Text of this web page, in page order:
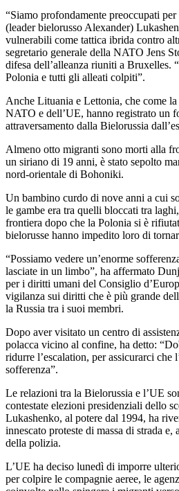
“Siamo profondamente preoccupati
(leader bielorusso Alexander)
vulnerabili come tattica ibrida contro
segretario generale della NATO Jens
difesa dell’alleanza riuniti a Bruxelles.
Polonia e tutti gli alleati colpiti”.
Anche Lituania e Lettonia, che come
NATO e dell’UE, hanno registrato un
attraversamento dalla Bielorussia
Almeno otto migranti sono morti alla
un siriano di 19 anni, è stato sepolto
nord-orientale di Bohoniki.
Un bambino curdo di nove anni a cui
le gambe era tra quelli bloccati tra
frontiera dopo che la Polonia si è
bielorusse hanno impedito loro di
“Possiamo vedere un’enorme
lasciate in un limbo”, ha affermato
per i diritti umani del Consiglio
vigilanza sui diritti che è più grande
la Russia tra i suoi membri.
Dopo aver visitato un centro di
polacca vicino al confine, ha detto:
ridurre l’escalation, per assicurarci che
sofferenza”.
Le relazioni tra la Bielorussia e l’UE
contestate elezioni presidenziali dello
Lukashenko, al potere dal 1994, ha
innescato proteste di massa di strada
della polizia.
L’UE ha deciso lunedì di imporre
per colpire le compagnie aeree, le